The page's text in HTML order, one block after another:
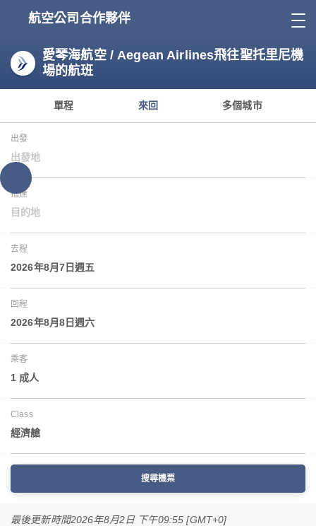
航空公司合作夥伴
愛琴海航空 / Aegean Airlines飛往聖托里尼機
場的航班
單程 來回 多個城市
出發
出發地
抵達
目的地
去程
2026年8月7日週五
回程
2026年8月8日週六
乘客
1 成人
Class
經濟艙
搜尋機票
最後更新時間2026年8月2日 下午09:55 [GMT+0]